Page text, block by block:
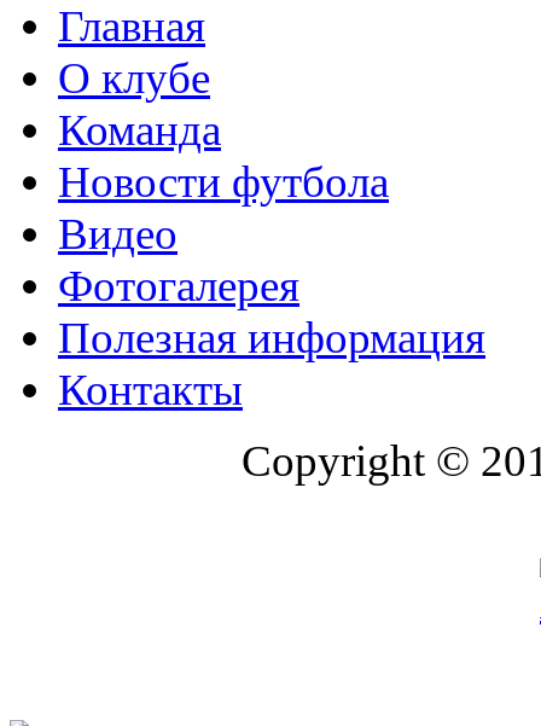
Главная
О клубе
Команда
Новости футбола
Видео
Фотогалерея
Полезная информация
Контакты
Copyright ©